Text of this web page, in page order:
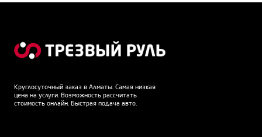
Круглосуточный заказ в Алматы. Самая низкая
цена на услуги. Возможность рассчитать
стоимость онлайн. Быстрая подача авто.